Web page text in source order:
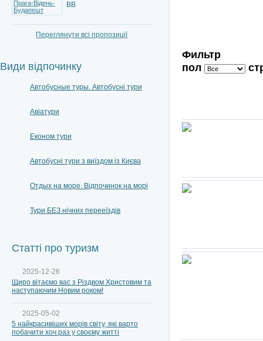
Фильтр
пол
ВВ
Переглянути всі пропозиції
Види відпочинку
Автобусные туры. Автобусні тури
Авіатури
Економ тури
Автобусні тури з виїздом із Києва
Отдых на море. Відпочинок на морі
Тури БЕЗ нічних перееїздів
Статті про туризм
2025-12-26
Щиро вітаємо вас з Різдвом Христовим та
наступаючим Новим роком!
2025-05-02
5 найкрасивіших морів світу, які варто
побачити хоч раз у своєму житті